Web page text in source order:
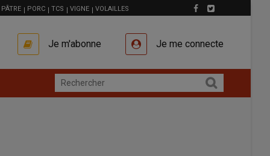
PÂTRE PORC TCS VIGNE VOLAILLES
Je m'abonne Je me connecte